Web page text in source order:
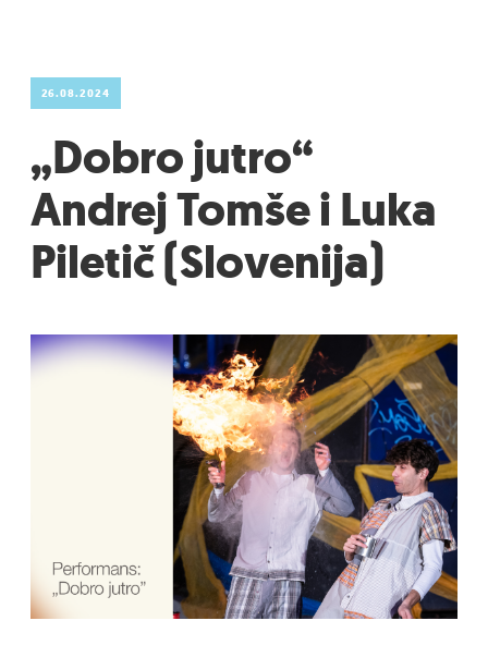
26.08.2024
„Dobro jutro“
Andrej Tomše i Luka
Piletič (Slovenija)